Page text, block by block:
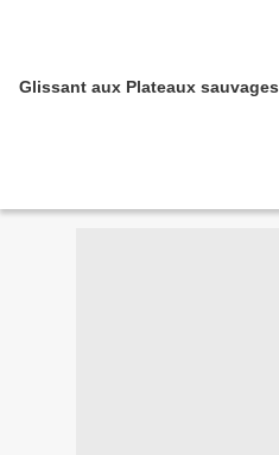
Glissant aux Plateaux sauvages